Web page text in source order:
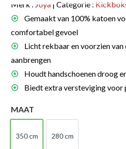
Merk : Joya | Categorie :
Gemaakt van 100% katoen
comfortabel gevoel
Licht rekbaar en voorzien
aanbrengen
Houdt handschoenen droog
Biedt extra versteviging voor
MAAT
350 cm
350 cm
280 cm
280 cm